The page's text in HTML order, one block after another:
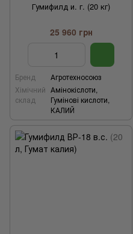
Гумифилд и. г. (20 кг)
25 960 грн
Бренд
Агротехносоюз
Хімічний
склад
Амінокіслоти,
Гумінові кислоти,
КАЛИЙ